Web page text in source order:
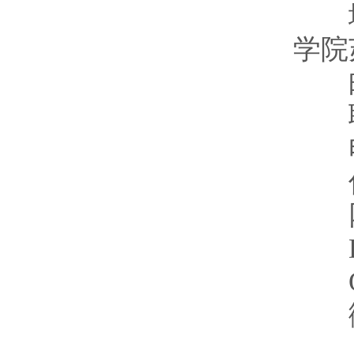
地
学
邮
联
电
传
网
E-
微